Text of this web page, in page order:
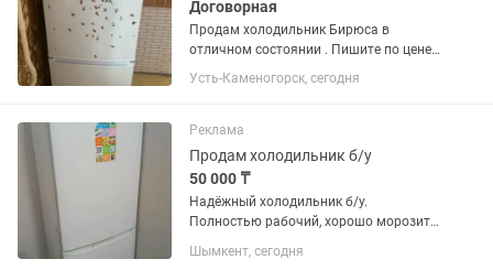
Договорная
Продам холодильник Бирюса в
отличном состоянии . Пишите по цене
договоримся
Усть-Каменогорск, сегодня
Реклама
Продам холодильник б/у
50 000 ₸
Надёжный холодильник б/у.
Полностью рабочий, хорошо морозит
использовался, внутри чистый.
Шымкент, сегодня